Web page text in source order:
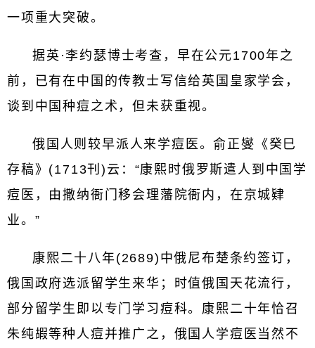
一项重大突破。
据英·李约瑟博士考查，早在公元1700年之
前，已有在中国的传教士写信给英国皇家学会，
谈到中国种痘之术，但未获重视。
俄国人则较早派人来学痘医。俞正燮《癸巳
存稿》(1713刊)云：“康熙时俄罗斯遣人到中国学
痘医，由撒纳衙门移会理藩院衙内，在京城肄
业。”
康熙二十八年(2689)中俄尼布楚条约签订，
俄国政府选派留学生来华；时值俄国天花流行，
部分留学生即以专门学习痘科。康熙二十年恰召
朱纯嘏等种人痘并推广之，俄国人学痘医当然不